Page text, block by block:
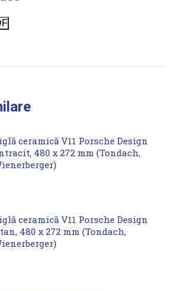
ceramică V11 Porsche Design
480 x 272 mm (Tondach,
ceramică V11 Porsche Design
480 x 272 mm (Tondach,